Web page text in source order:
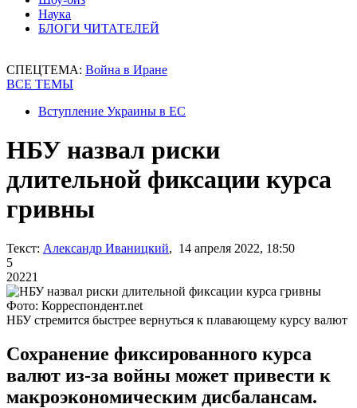
Наука
БЛОГИ ЧИТАТЕЛЕЙ
СПЕЦТЕМА: Война в Иране
ВСЕ ТЕМЫ
Вступление Украины в ЕС
НБУ назвал риски
длительной фиксации курса
гривны
Текст: Александр Иваницкий, 14 апреля 2022, 18:50
5
20221
Фото: Корреспондент.net
НБУ стремится быстрее вернуться к плавающему курсу валют
Сохранение фиксированного курса
валют из-за войны может привести к
макроэкономическим дисбалансам.